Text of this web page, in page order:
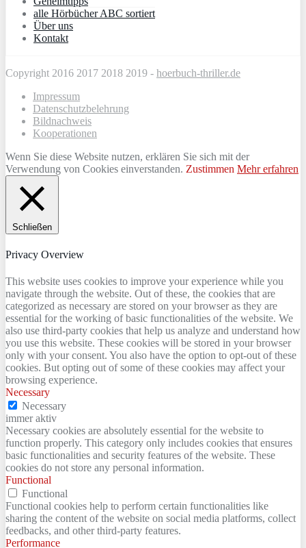
alle Hörbücher ABC sortiert
Über uns
Kontakt
Copyright 2016 2017 2018 2019 - hoerbuch-thriller.de
Impressum
Datenschutzbelehrung
Bildnachweis
Kooperationen
Wenn Sie diese Website nutzen, erklären Sie sich mit der
Verwendung von Cookies einverstanden. Zustimmen Mehr erfahren
Schließen
Privacy Overview
This website uses cookies to improve your experience while you
navigate through the website. Out of these, the cookies that are
categorized as necessary are stored on your browser as they are
essential for the working of basic functionalities of the website. We
also use third-party cookies that help us analyze and understand how
you use this website. These cookies will be stored in your browser
only with your consent. You also have the option to opt-out of these
cookies. But opting out of some of these cookies may affect your
browsing experience.
Necessary
Necessary
immer aktiv
Necessary cookies are absolutely essential for the website to
function properly. This category only includes cookies that ensures
basic functionalities and security features of the website. These
cookies do not store any personal information.
Functional
Functional
Functional cookies help to perform certain functionalities like
sharing the content of the website on social media platforms, collect
feedbacks, and other third-party features.
Performance